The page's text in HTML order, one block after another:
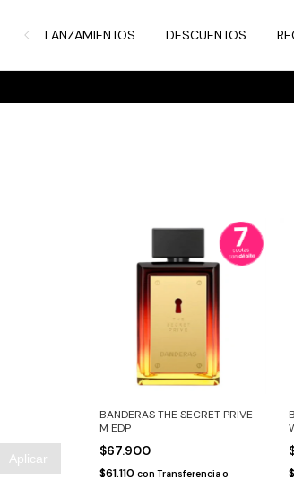
LANZAMIENTOS DESCUENTOS
Aplicar
BANDERAS THE SECRET PRIVE
M EDP
$67.900
$61.110 con Transferencia o